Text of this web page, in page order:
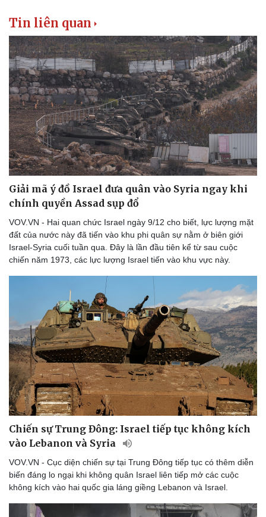
Thể thao
Bóng đá
Lịch thi đấu bóng đá
Thế giới thể thao
eSports
Hậu trường
Ô tô - Xe máy
Ô tô
Xe máy
Tư vấn
Tin liên quan
Giải mã ý đồ Israel đưa quân vào Syria ngay khi
chính quyền Assad sụp đổ
VOV.VN - Hai quan chức Israel ngày 9/12 cho biết, lực lượng mặt
đất của nước này đã tiến vào khu phi quân sự nằm ở biên giới
Israel-Syria cuối tuần qua. Đây là lần đầu tiên kể từ sau cuộc
chiến năm 1973, các lực lượng Israel tiến vào khu vực này.
Chiến sự Trung Đông: Israel tiếp tục không kích
vào Lebanon và Syria
VOV.VN - Cục diện chiến sự tại Trung Đông tiếp tục có thêm diễn
biến đáng lo ngại khi không quân Israel liên tiếp mở các cuộc
không kích vào hai quốc gia láng giềng Lebanon và Israel.